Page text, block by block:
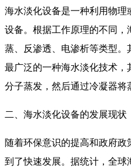
海水淡化设备是一种利用物
设备。根据工作原理的不同，
蒸、反渗透、电渗析等类型。
最广泛的一种海水淡化技术
分子蒸发，然后通过冷凝器将
二、海水淡化设备的发展现状
随着环保意识的提高和政府
到了快速发展。据统计，全球